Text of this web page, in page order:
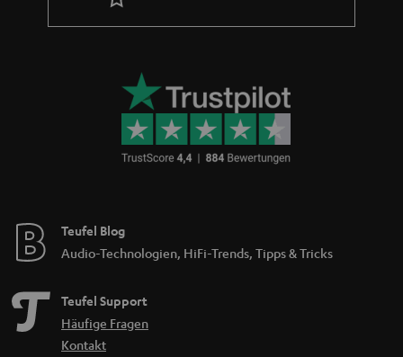
Teufel Blog
Audio-Technologien, HiFi-Trends, Tipps & Tricks
Teufel Support
Häufige Fragen
Kontakt